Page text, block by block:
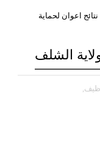
نتائج اعوان لحماية
الشلف